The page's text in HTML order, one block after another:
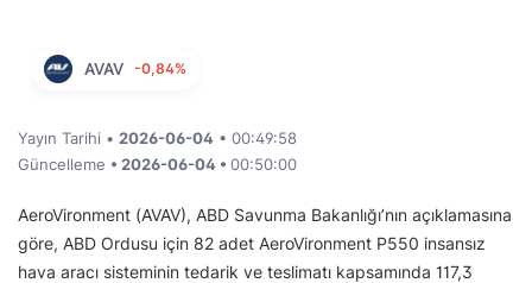
AVAV -0,84%
Yayın Tarihi • 2026-06-04 • 00:49:58
Güncelleme • 2026-06-04 • 00:50:00
AeroVironment (AVAV), ABD Savunma Bakanlığı’nın açıklamasına
göre, ABD Ordusu için 82 adet AeroVironment P550 insansız
hava aracı sisteminin tedarik ve teslimatı kapsamında 117,3